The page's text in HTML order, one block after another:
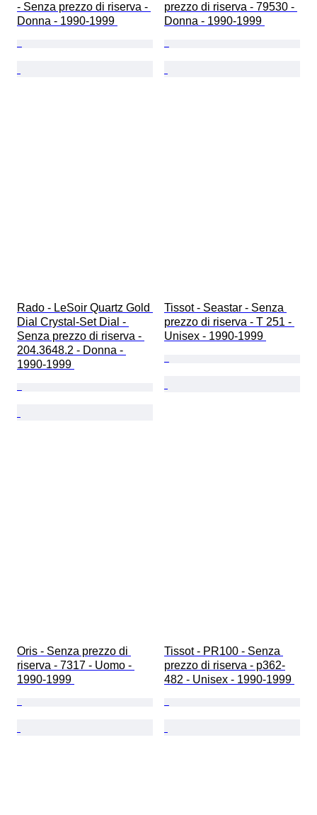
- Senza prezzo di riserva -
Donna - 1990-1999
prezzo di riserva - 79530 -
Donna - 1990-1999
Rado - LeSoir Quartz Gold
Dial Crystal-Set Dial -
Senza prezzo di riserva -
204.3648.2 - Donna -
1990-1999
Tissot - Seastar - Senza
prezzo di riserva - T 251 -
Unisex - 1990-1999
Oris - Senza prezzo di
riserva - 7317 - Uomo -
1990-1999
Tissot - PR100 - Senza
prezzo di riserva - p362-
482 - Unisex - 1990-1999